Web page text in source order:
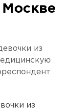
Москве
из
из